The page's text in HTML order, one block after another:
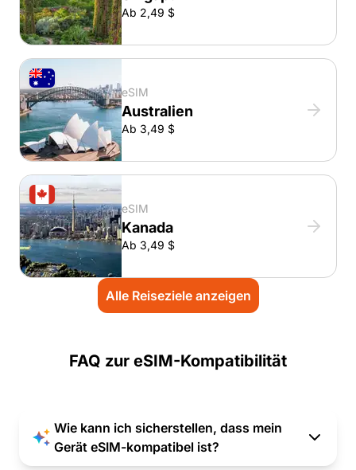
Ab 2,49 $
eSIM
Australien
Ab 3,49 $
eSIM
Kanada
Ab 3,49 $
Alle Reiseziele anzeigen
FAQ zur eSIM-Kompatibilität
Wie kann ich sicherstellen, dass mein
Gerät eSIM-kompatibel ist?